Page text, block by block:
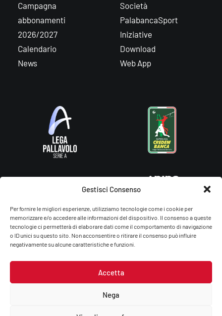
Gestisci Consenso
Per fornire le migliori esperienze, utilizziamo tecnologie come i cookie per
memorizzare e/o accedere alle informazioni del dispositivo. Il consenso a queste
tecnologie ci permetterà di elaborare dati come il comportamento di navigazione
o ID unici su questo sito. Non acconsentire o ritirare il consenso può influire
negativamente su alcune caratteristiche e funzioni.
Accetta
Nega
Campagna
abbonamenti
2026/2027
Calendario
News
Società
PalabancaSport
Iniziative
Download
Web App
Gas Sales Bluenergy Volley Piacenza – You Energy Volley Ssdrl
P.Iva/C.F.: 01764660336
Privacy Policy–Cookie Policy